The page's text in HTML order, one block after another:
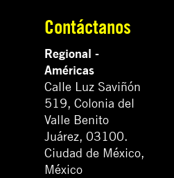
Contáctanos
Regional -
Américas
Calle Luz Saviñón
519, Colonia del
Valle Benito
Juárez, 03100.
Ciudad de México,
México